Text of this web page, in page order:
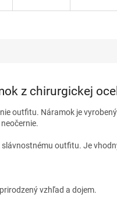
z chirurgickej
outfitu. Náramok je
outfitu. Je
vzhľad a dojem.